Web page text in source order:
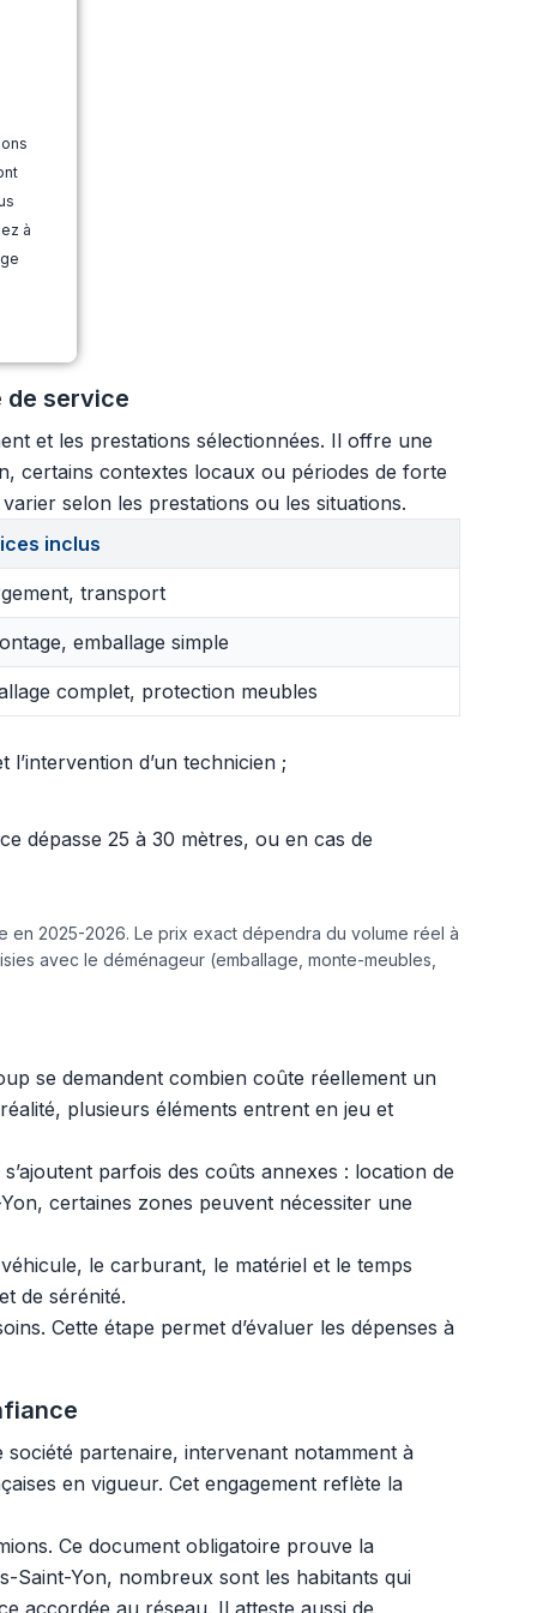
à
de service
et les prestations sélectionnées. Il offre une
certains contextes locaux ou périodes de forte
selon les prestations ou les situations.
inclus
transport
emballage simple
complet, protection meubles
d’un technicien ;
dépasse 25 à 30 mètres, ou en cas de
en 2025-2026. Le prix exact dépendra du volume réel à
avec le déménageur (emballage, monte-meubles,
se demandent combien coûte réellement un
plusieurs éléments entrent en jeu et
parfois des coûts annexes : location de
certaines zones peuvent nécessiter une
le carburant, le matériel et le temps
de sérénité.
Cette étape permet d’évaluer les dépenses à
partenaire, intervenant notamment à
en vigueur. Cet engagement reflète la
Ce document obligatoire prouve la
Saint-Yon, nombreux sont les habitants qui
accordée au réseau. Il atteste aussi de